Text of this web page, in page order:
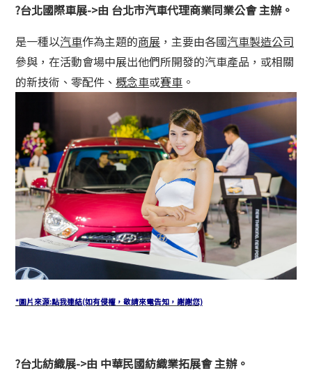
?台北國際車展->由 台北市汽車代理商業同業公會 主辦。
是一種以汽車作為主題的商展 ，主要由各國汽車製造公司
參與，在活動會場中展出他們所開發的汽車產品，或相關
的新技術、零配件、 概念車或賽車 。
*圖片來源:點我連結(如有侵權，敬請來電告知，謝謝您)
?台北紡織展->由 中華民國紡織業拓展會 主辦。